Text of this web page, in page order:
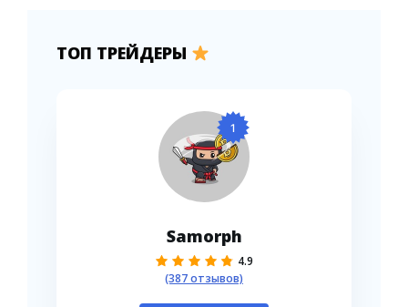
ТОП ТРЕЙДЕРЫ
1
Samorph
4.9
(387 отзывов)